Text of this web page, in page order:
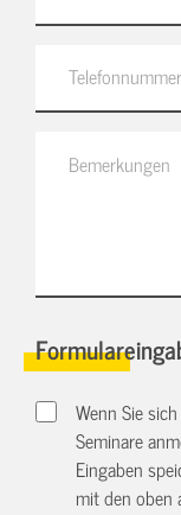
Wenn Sie
Seminare
Eingaben
mit den oben